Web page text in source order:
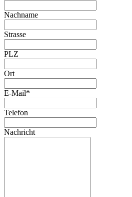
Nachname
Strasse
PLZ
Ort
E-Mail*
Telefon
Nachricht